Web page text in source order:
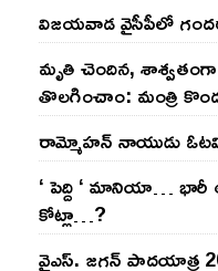
విజ‌య‌వాడ వైసీపీలో
మృతి చెందిన, శాశ్వతంగా
తొల‌గించాం: మంత్రి
రామ్మోహ‌న్ నాయుడు
‘ పెద్ది ‘ మానియా… భారీ
కోట్లా…?
వైఎస్‌. జ‌గ‌న్ పాద‌యాత్ర